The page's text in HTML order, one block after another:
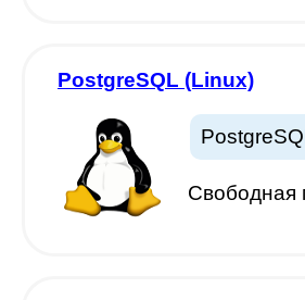
PostgreSQL (Linux)
Свободная